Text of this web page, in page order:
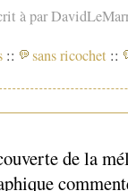
à par
:: sans ricochet ::
de la